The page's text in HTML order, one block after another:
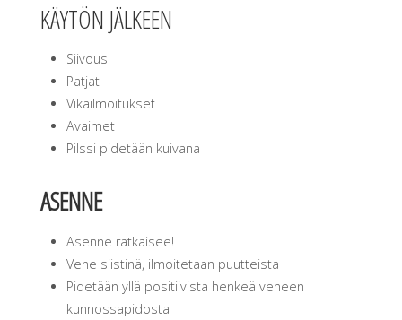
KÄYTÖN JÄLKEEN
Siivous
Patjat
Vikailmoitukset
Avaimet
Pilssi pidetään kuivana
ASENNE
Asenne ratkaisee!
Vene siistinä, ilmoitetaan puutteista
Pidetään yllä positiivista henkeä veneen
kunnossapidosta